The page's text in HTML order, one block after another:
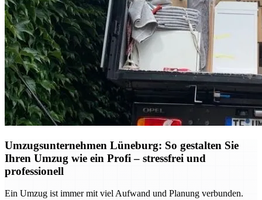
Umzugsunternehmen Lüneburg: So gestalten Sie
Ihren Umzug wie ein Profi – stressfrei und
professionell
Ein Umzug ist immer mit viel Aufwand und Planung verbunden.